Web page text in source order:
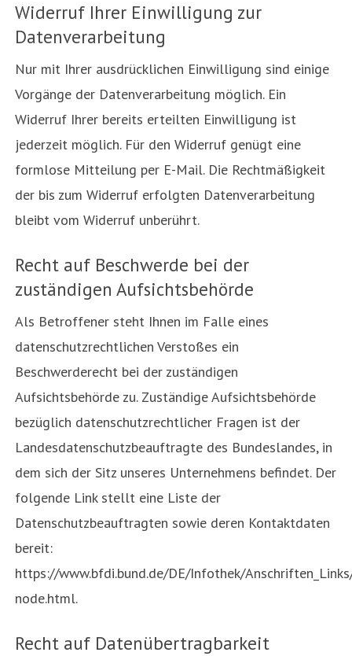
Widerruf Ihrer Einwilligung zur
Datenverarbeitung
Nur mit Ihrer ausdrücklichen Einwilligung sind einige
Vorgänge der Datenverarbeitung möglich. Ein
Widerruf Ihrer bereits erteilten Einwilligung ist
jederzeit möglich. Für den Widerruf genügt eine
formlose Mitteilung per E-Mail. Die Rechtmäßigkeit
der bis zum Widerruf erfolgten Datenverarbeitung
bleibt vom Widerruf unberührt.
Recht auf Beschwerde bei der
zuständigen Aufsichtsbehörde
Als Betroffener steht Ihnen im Falle eines
datenschutzrechtlichen Verstoßes ein
Beschwerderecht bei der zuständigen
Aufsichtsbehörde zu. Zuständige Aufsichtsbehörde
bezüglich datenschutzrechtlicher Fragen ist der
Landesdatenschutzbeauftragte des Bundeslandes, in
dem sich der Sitz unseres Unternehmens befindet. Der
folgende Link stellt eine Liste der
Datenschutzbeauftragten sowie deren Kontaktdaten
bereit:
https://www.bfdi.bund.de/DE/Infothek/
node.html.
Recht auf Datenübertragbarkeit